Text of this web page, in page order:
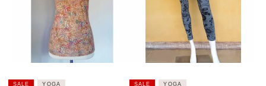
SALE YOGA SALE YOGA